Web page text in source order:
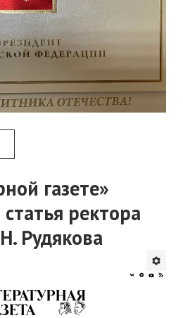
газете»
ректора
Рудякова